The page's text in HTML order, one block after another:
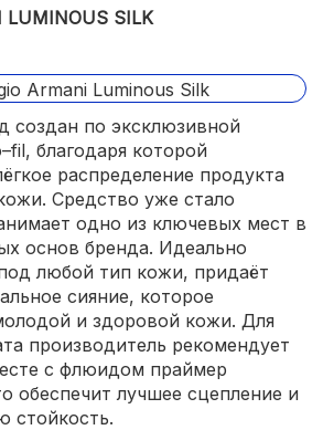
LUMINOUS SILK
создан по эксклюзивной
благодаря которой
распределение продукта
Средство уже стало
одно из ключевых мест в
основ бренда. Идеально
любой тип кожи, придаёт
сияние, которое
и здоровой кожи. Для
производитель рекомендует
с флюидом праймер
обеспечит лучшее сцепление и
стойкость.